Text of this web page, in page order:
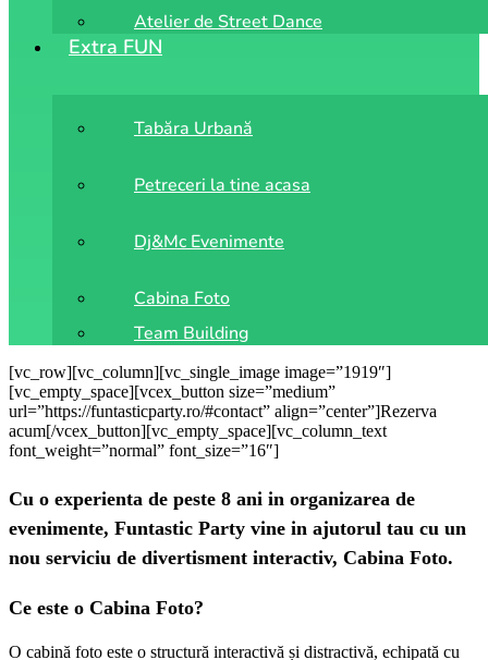
Atelier de Street Dance
Extra FUN
Tabăra Urbană
Petreceri la tine acasa
Dj&Mc Evenimente
Cabina Foto
Team Building
[vc_row][vc_column][vc_single_image image=”1919″]
[vc_empty_space][vcex_button size=”medium”
url=”https://funtasticparty.ro/#contact” align=”center”]Rezerva
acum[/vcex_button][vc_empty_space][vc_column_text
font_weight=”normal” font_size=”16″]
Cu o experienta de peste 8 ani in organizarea de
evenimente, Funtastic Party vine in ajutorul tau cu un
nou serviciu de divertisment interactiv, Cabina Foto.
Ce este o Cabina Foto?
O cabină foto este o structură interactivă și distractivă, echipată cu